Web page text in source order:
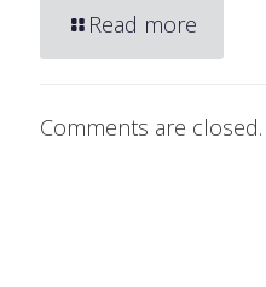
Read more
Comments are closed.